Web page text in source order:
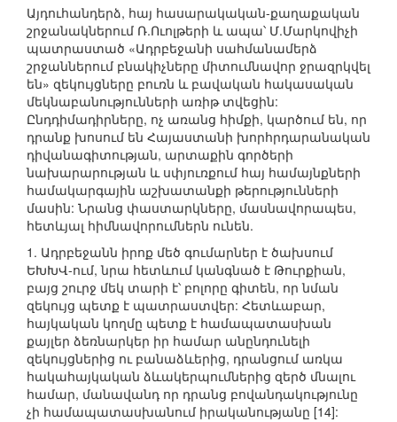
Այդուհանդերձ, հայ հասարակական-քաղաքական
շրջանակներում Ռ.Ուոլթերի և ապա՝ Մ.Մարկովիչի
պատրաստած «Ադրբեջանի սահմանամերձ
շրջաններում բնակիչները միտումնավոր ջրազրկվել
են» զեկույցները բուռն և բավական հակասական
մեկնաբանությունների առիթ տվեցին:
Ընդդիմադիրները, ոչ առանց հիմքի, կարծում են, որ
դրանք խոսում են Հայաստանի խորհրդարանական
դիվանագիտության, արտաքին գործերի
նախարարության և սփյուռքում հայ համայնքների
համակարգային աշխատանքի թերությունների
մասին: Նրանց փաստարկները, մասնավորապես,
հետևյալ հիմնավորումներն ունեն.
1. Ադրբեջանն իրոք մեծ գումարներ է ծախսում
ԵԽԽՎ-ում, նրա հետևում կանգնած է Թուրքիան,
բայց շուրջ մեկ տարի է՝ բոլորը գիտեն, որ նման
զեկույց պետք է պատրաստվեր: Հետևաբար,
հայկական կողմը պետք է համապատասխան
քայլեր ձեռնարկեր իր համար անընդունելի
զեկույցներից ու բանաձևերից, դրանցում առկա
հակահայկական ձևակերպումներից զերծ մնալու
համար, մանավանդ որ դրանց բովանդակությունը
չի համապատասխանում իրականությանը [14]: